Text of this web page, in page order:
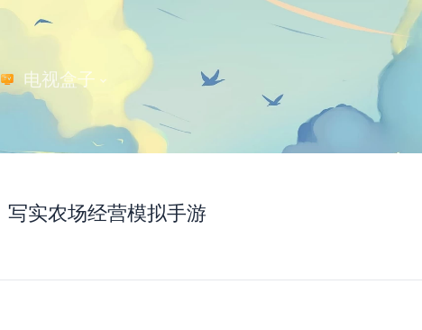
电视盒子
写实农场经营模拟手游